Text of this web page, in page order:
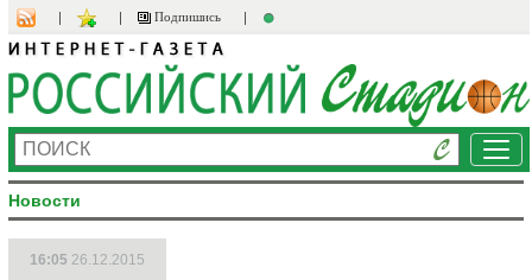
Подпишись
Новости
16:05 26.12.2015